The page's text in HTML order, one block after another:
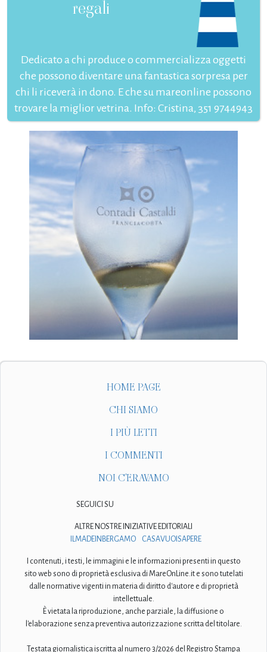
regali
Dedicato a chi produce o commercializza oggetti
che possono diventare una fantastica sorpresa per
chi li riceverà in dono. E che su mareonline possono
trovare la miglior vetrina. Info: Cristina, 351 9744943
HOME PAGE
CHI SIAMO
I PIÙ LETTI
I COMMENTI
NOI C'ERAVAMO
SEGUICI SU
ALTRE NOSTRE INIZIATIVE EDITORIALI
ILMADEINBERGAMO
CASAVUOISAPERE
I contenuti, i testi, le immagini e le informazioni presenti in questo
sito web sono di proprietà esclusiva di MareOnLine.it e sono tutelati
dalle normative vigenti in materia di diritto d'autore e di proprietà
intellettuale.
È vietata la riproduzione, anche parziale, la diffusione o
l'elaborazione senza preventiva autorizzazione scritta del titolare.
Testata giornalistica iscritta al numero 3/2026 del Registro Stampa